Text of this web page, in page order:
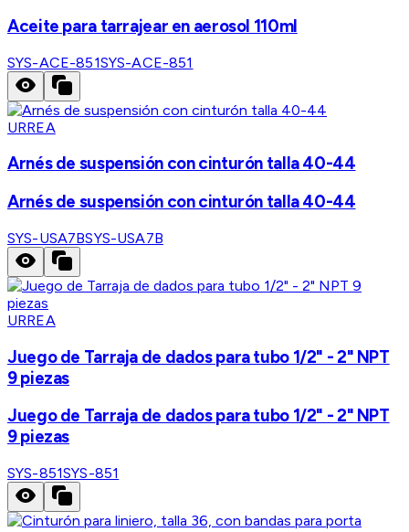
Aceite para tarrajear en aerosol 110ml
SYS-ACE-851SYS-ACE-851
URREA
Arnés de suspensión con cinturón talla 40-44
Arnés de suspensión con cinturón talla 40-44
SYS-USA7BSYS-USA7B
URREA
Juego de Tarraja de dados para tubo 1/2" - 2" NPT
9 piezas
Juego de Tarraja de dados para tubo 1/2" - 2" NPT
9 piezas
SYS-851SYS-851